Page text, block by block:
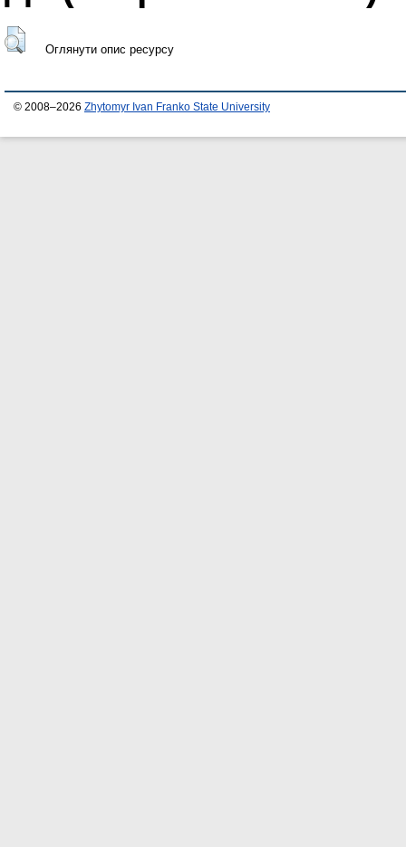
Оглянути опис ресурсу
© 2008–2026 Zhytomyr Ivan Franko State University